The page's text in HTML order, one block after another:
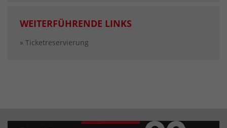
WEITERFÜHRENDE LINKS
» Ticketreservierung